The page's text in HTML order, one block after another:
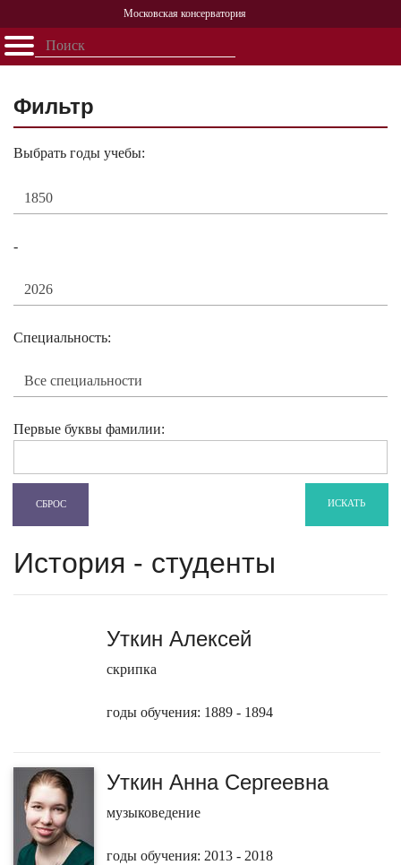
Московская консерватория
Открыть - закрыть
Фильтр
Выбрать годы учебы:
-
Специальность:
Первые буквы фамилии:
СБРОС ИСКАТЬ
История - студенты
Уткин Алексей
скрипка
годы обучения: 1889 - 1894
Уткин Анна Сергеевна
музыковедение
годы обучения: 2013 - 2018